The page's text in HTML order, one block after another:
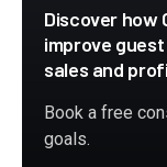
Discover how
improve
sales and
Book a free
goals.